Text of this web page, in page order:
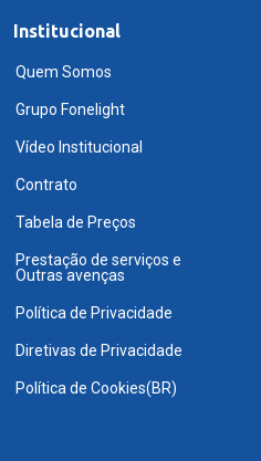
Institucional
Quem Somos
Grupo Fonelight
Vídeo Institucional
Contrato
Tabela de Preços
Prestação de serviços e
Outras avenças
Política de Privacidade
Diretivas de Privacidade
Política de Cookies(BR)